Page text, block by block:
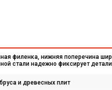
филенка, нижняя поперечина
стали надежно фиксирует
и древесных плит